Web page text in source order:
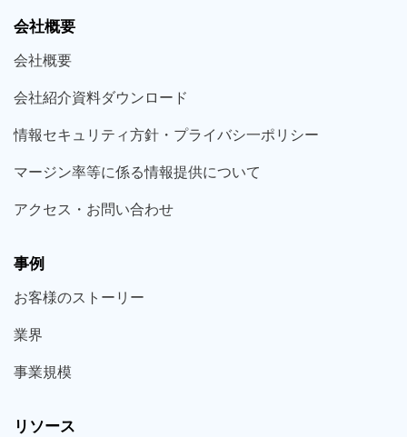
会社概要
会社概要
会社紹介資料ダウンロード
情報セキュリティ方針・プライバシ一ポリシー
マージン率等に係る情報提供について
アクセス・お問い合わせ
事例
お客様のストーリー
業界
事業規模
リソース